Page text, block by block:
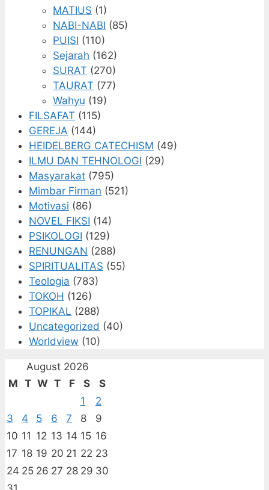
MATIUS (1)
NABI-NABI (85)
PUISI (110)
Sejarah (162)
SURAT (270)
TAURAT (77)
Wahyu (19)
FILSAFAT (115)
GEREJA (144)
HEIDELBERG CATECHISM (49)
ILMU DAN TEHNOLOGI (29)
Masyarakat (795)
Mimbar Firman (521)
Motivasi (86)
NOVEL FIKSI (14)
PSIKOLOGI (129)
RENUNGAN (288)
SPIRITUALITAS (55)
Teologia (783)
TOKOH (126)
TOPIKAL (288)
Uncategorized (40)
Worldview (10)
August 2026
M T W T F S
S
1
2
3
4 5 6 7 8
9
10 11 12 13 14 15 16
17 18 19 20 21 22 23
24 25 26 27 28 29 30